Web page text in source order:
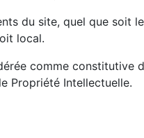
du site, quel que soit
local.
comme constitutive
Propriété Intellectuelle.